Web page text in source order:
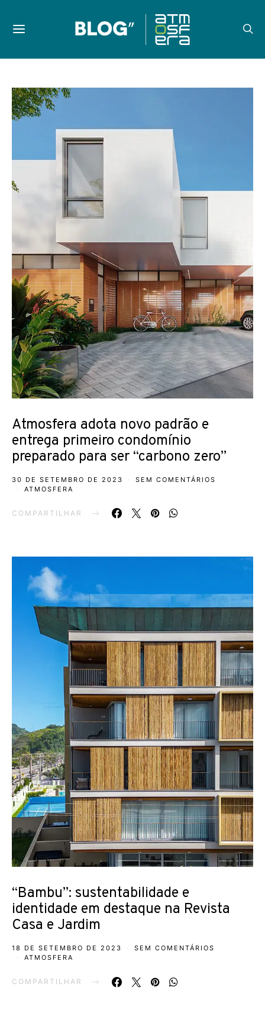
Atmosfera adota novo padrão e
entrega primeiro condomínio
preparado para ser “carbono zero”
30 DE SETEMBRO DE 2023
SEM COMENTÁRIOS
ATMOSFERA
COMPARTILHAR
“Bambu”: sustentabilidade e
identidade em destaque na Revista
Casa e Jardim
18 DE SETEMBRO DE 2023
SEM COMENTÁRIOS
ATMOSFERA
COMPARTILHAR